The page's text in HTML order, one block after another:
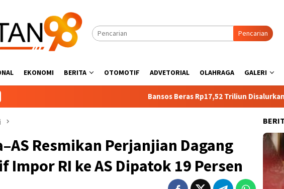
Pencarian
EKONOMI BERITA OTOMOTIF ADVETORIAL OLAHRAGA GALERI
Bansos Beras Rp17,52 Triliun Disalurkan 17
Resmikan Perjanjian Dagang
Impor RI ke AS Dipatok 19 Persen